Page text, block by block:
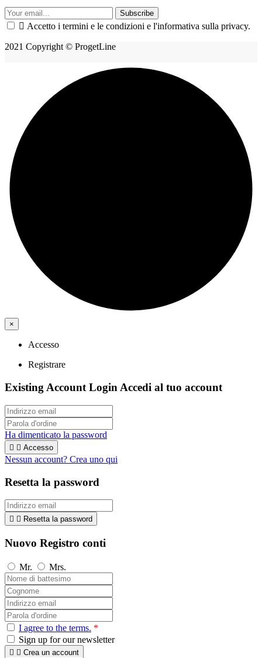
Subscribe
 Accetto i termini e le condizioni e l'informativa sulla privacy.
2021 Copyright © ProgetLine
×
Accesso
Registrare
Existing Account Login Accedi al tuo account
Ha dimenticato la password
  Accesso
Nessun account? Crea uno qui
Resetta la password
  Resetta la password
Nuovo Registro conti
Mr. Mrs.
I agree to the terms. *
Sign up for our newsletter
  Crea un account